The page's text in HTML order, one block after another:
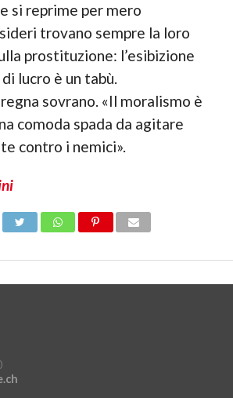
si reprime per mero
trovano sempre la loro
prostituzione: l’esibizione
lucro è un tabù.
sovrano. «Il moralismo è
comoda spada da agitare
contro i nemici».